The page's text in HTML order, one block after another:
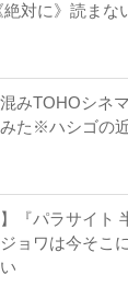
対に》読まな
みTOHOシネ
た※ハシゴの
『パラサイト
ョワは今そこ